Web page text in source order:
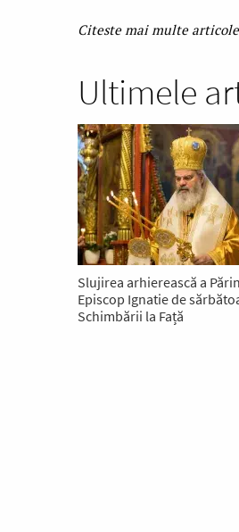
Ultimele
Slujirea arhierească a
Episcop Ignatie de
Schimbării la Față